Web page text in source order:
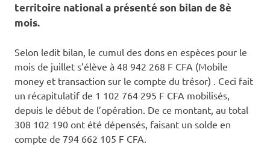
territoire national a présenté son bilan de 8è
mois.
Selon ledit bilan, le cumul des dons en espèces pour le
mois de juillet s’élève à 48 942 268 F CFA (Mobile
money et transaction sur le compte du trésor) . Ceci fait
un récapitulatif de 1 102 764 295 F CFA mobilisés,
depuis le début de l’opération. De ce montant, au total
308 102 190 ont été dépensés, faisant un solde en
compte de 794 662 105 F CFA.